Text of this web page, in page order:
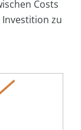
Costs
zu